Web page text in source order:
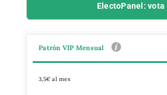
ElectoPanel: vota
Patrón VIP Mensual
3,5€ al mes